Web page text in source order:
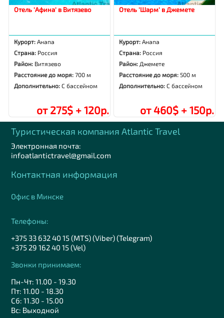
Отель 'Афина' в Витязево
Курорт: Анапа
Страна: Россия
Район: Витязево
Расстояние до моря:700 м
Дополнительно:С бассейном
от 275$ + 120р.
Отель 'Шарм' в Джемете
Курорт: Анапа
Страна: Россия
Район: Джемете
Расстояние до моря: 500 м
Дополнительно:С бассейном
от 460$ + 150р.
Туристическая компания Аtlantic Travel
Электронная почта:
infoatlantictravel@gmail.com
Контактная информация
Офис в Минске
Телефоны:
+375 33 632 40 15 (MTS) (Viber) (Telegram)
+375 29 162 40 15 (Vel)
Звонки принимаем:
Пн-Чт: 11.00 - 19.30
Пт: 11.00 - 18.30
Сб: 11.30 - 15.00
Вс: Выходной